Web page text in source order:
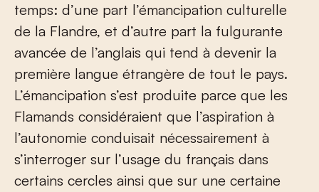
temps: d’une part l’émancipation culturelle
de la Flandre, et d’autre part la fulgurante
avancée de l’anglais qui tend à devenir la
première langue étrangère de tout le pays.
L’émancipation s’est produite parce que les
Flamands considéraient que l’aspiration à
l’autonomie conduisait nécessairement à
s’interroger sur l’usage du français dans
certains cercles ainsi que sur une certaine